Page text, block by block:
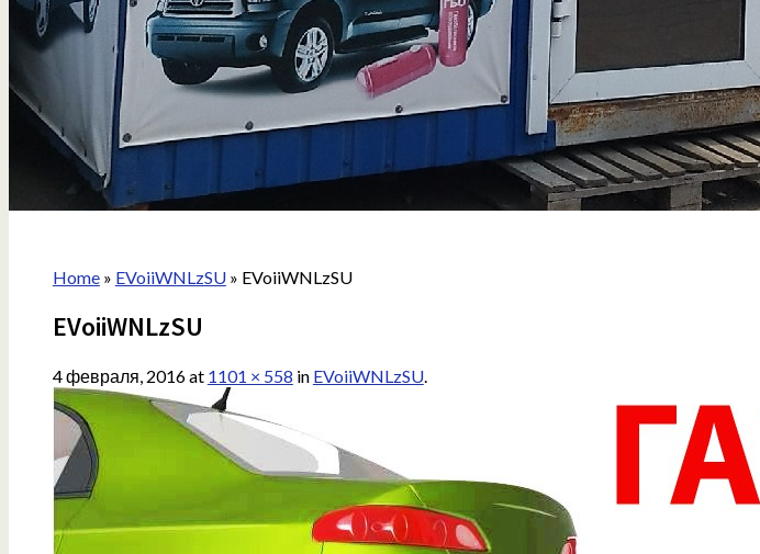
Home» EVoiiWNLzSU» EVoiiWNLzSU
EVoiiWNLzSU
4 февраля, 2016at 1101 × 558 in EVoiiWNLzSU.